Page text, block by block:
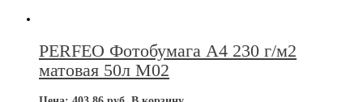
PERFEO Фотобумага А4 230 г/м2
матовая 50л M02